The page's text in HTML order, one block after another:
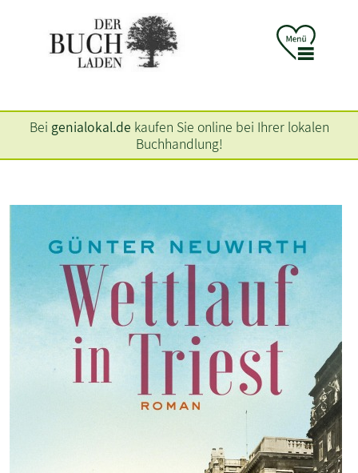
Bei genialokal.de kaufen Sie online bei Ihrer lokalen
Buchhandlung!